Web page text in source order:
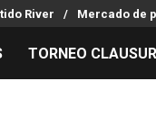
River Mercado de
TORNEO